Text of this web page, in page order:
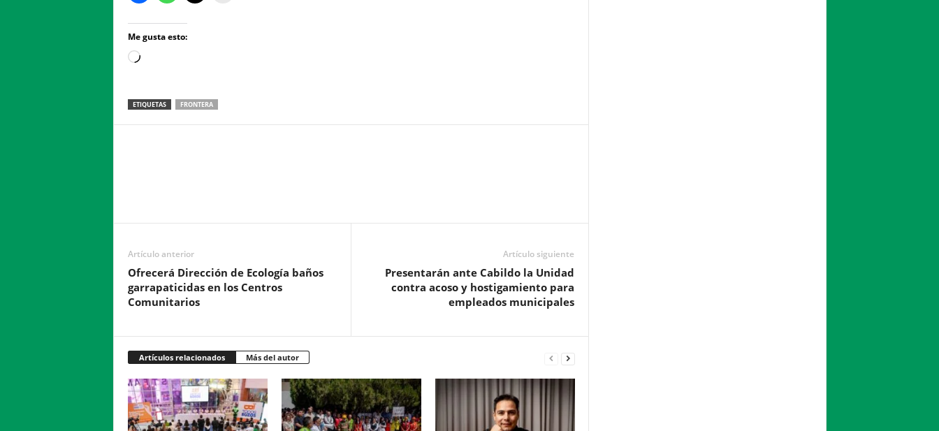
Me gusta esto:
Loading…
ETIQUETAS FRONTERA
Artículo anterior
Ofrecerá Dirección de Ecología baños
garrapaticidas en los Centros
Comunitarios
Artículo siguiente
Presentarán ante Cabildo la Unidad
contra acoso y hostigamiento para
empleados municipales
Artículos relacionados Más del autor